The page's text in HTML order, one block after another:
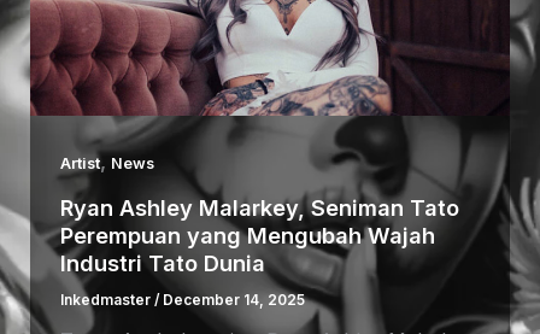
Artist, News
Ryan Ashley Malarkey, Seniman Tato
Perempuan yang Mengubah Wajah
Industri Tato Dunia
Inkedmaster / December 14, 2025